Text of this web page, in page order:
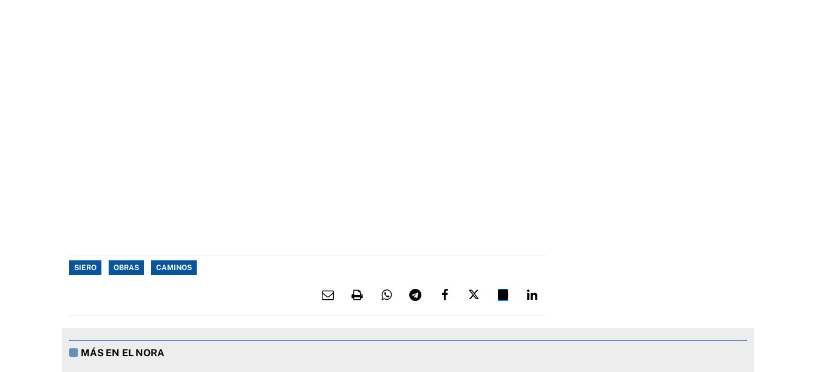
SIERO OBRAS CAMINOS
MÁS EN EL NORA